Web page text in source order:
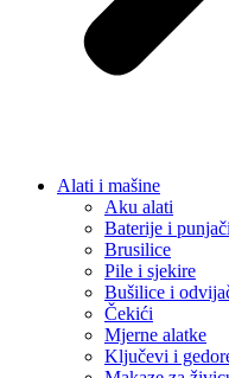
Alati i mašine
Aku alati
Baterije i punjači
Brusilice
Pile i sjekire
Bušilice i
Čekići
Mjerne alatke
Ključevi i